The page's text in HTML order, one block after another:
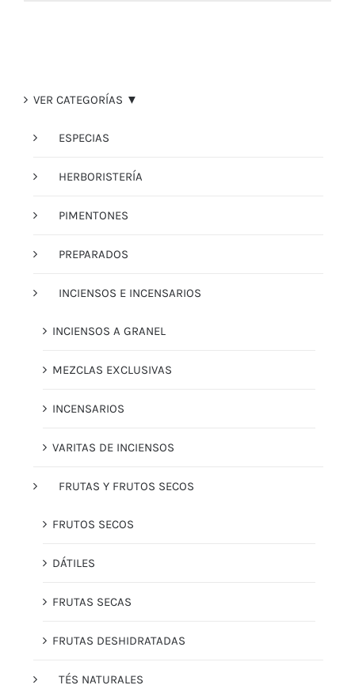
VER CATEGORÍAS ▼
ESPECIAS
HERBORISTERÍA
PIMENTONES
PREPARADOS
INCIENSOS E INCENSARIOS
INCIENSOS A GRANEL
MEZCLAS EXCLUSIVAS
INCENSARIOS
VARITAS DE INCIENSOS
FRUTAS Y FRUTOS SECOS
FRUTOS SECOS
DÁTILES
FRUTAS SECAS
FRUTAS DESHIDRATADAS
TÉS NATURALES